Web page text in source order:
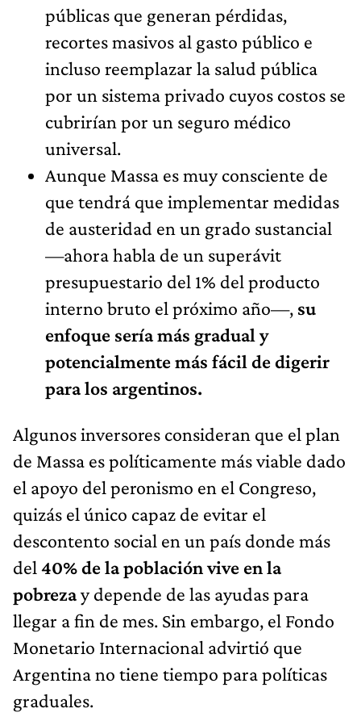
públicas que generan pérdidas,
recortes masivos al gasto público e
incluso reemplazar la salud pública
por un sistema privado cuyos costos se
cubrirían por un seguro médico
universal.
Aunque Massa es muy consciente de
que tendrá que implementar medidas
de austeridad en un grado sustancial
—ahora habla de un superávit
presupuestario del 1% del producto
interno bruto el próximo año—, su
enfoque sería más gradual y
potencialmente más fácil de digerir
para los argentinos.
Algunos inversores consideran que el plan
de Massa es políticamente más viable dado
el apoyo del peronismo en el Congreso,
quizás el único capaz de evitar el
descontento social en un país donde más
del 40% de la población vive en la
pobrezay depende de las ayudas para
llegar a fin de mes. Sin embargo, el Fondo
Monetario Internacional advirtió que
Argentina no tiene tiempo para políticas
graduales.